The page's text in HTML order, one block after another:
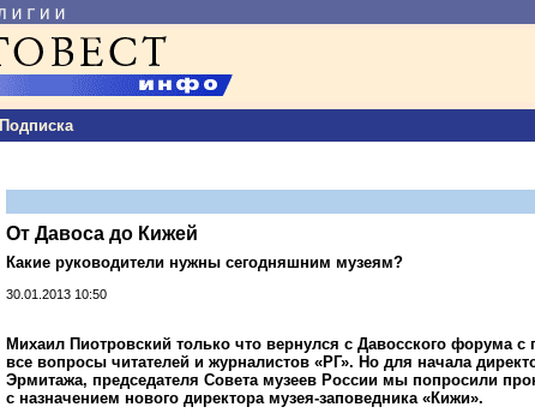
Подписка
От Давоса до Кижей
Какие руководители нужны сегодняшним музеям?
30.01.2013 10:50
Михаил Пиотровский только что вернулся с Давосского форума с
все вопросы читателей и журналистов «РГ». Но для начала
Эрмитажа, председателя Совета музеев России мы попросили
с назначением нового директора музея-заповедника «Кижи».